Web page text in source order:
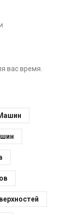
вас время.